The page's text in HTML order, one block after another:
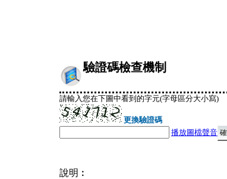
驗證碼檢查機制
請輸入您在下圖中看到的字元(字母區分大小寫)
更換驗證碼
播放圖檔聲音
說明︰